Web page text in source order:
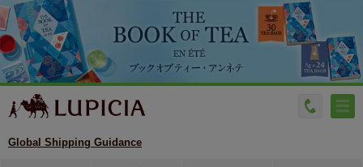
Global Shipping Guidance